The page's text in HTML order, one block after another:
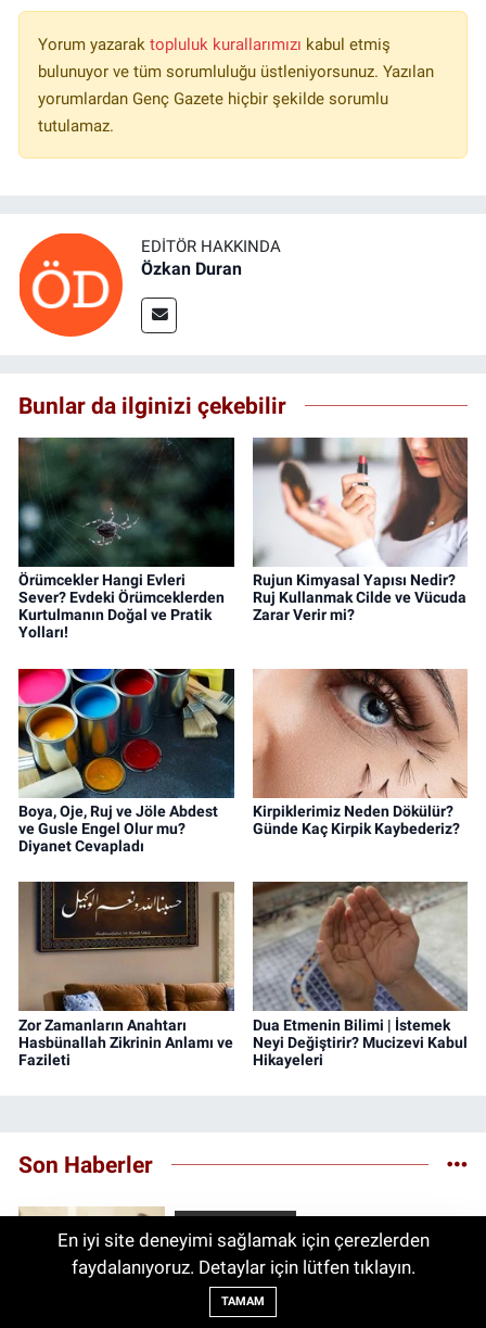
Yorum yazarak topluluk kurallarımızı kabul etmiş
bulunuyor ve tüm sorumluluğu üstleniyorsunuz. Yazılan
yorumlardan Genç Gazete hiçbir şekilde sorumlu
tutulamaz.
EDITÖR HAKKINDA
Özkan Duran
Bunlar da ilginizi çekebilir
Örümcekler Hangi Evleri
Sever? Evdeki Örümceklerden
Kurtulmanın Doğal ve Pratik
Yolları!
Rujun Kimyasal Yapısı Nedir?
Ruj Kullanmak Cilde ve Vücuda
Zarar Verir mi?
Boya, Oje, Ruj ve Jöle Abdest
ve Gusle Engel Olur mu?
Diyanet Cevapladı
Kirpiklerimiz Neden Dökülür?
Günde Kaç Kirpik Kaybederiz?
Zor Zamanların Anahtarı
Hasbünallah Zikrinin Anlamı ve
Fazileti
Dua Etmenin Bilimi | İstemek
Neyi Değiştirir? Mucizevi Kabul
Hikayeleri
Son Haberler
05:00Bu Yöntemi Deneyenler Bir
Daha Ağda ve Jilete Dönmüyor!
Foto Epilasyon Hakkında Merak
En iyi site deneyimi sağlamak için çerezlerden
faydalanıyoruz. Detaylar için lütfen tıklayın.
TAMAM
Bu Yöntemi Deneyenler Bir Daha Ağda ve
Jilete Dönmüyor! Foto Epilasyon
Hakkında Merak Edilenler